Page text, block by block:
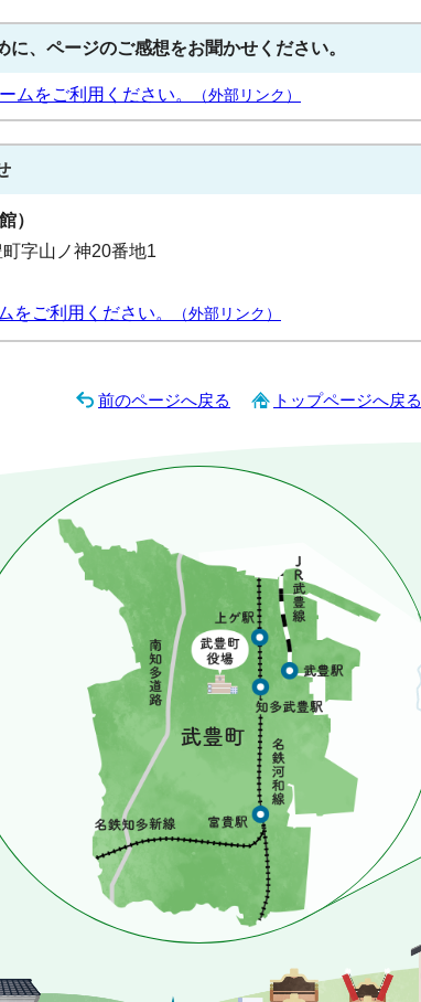
、ページのご感想をお聞かせください。
ムをご利用ください。 （外部リンク）
）
字山ノ神20番地1
をご利用ください。
（外部リンク）
前のページへ戻る トップページへ戻る